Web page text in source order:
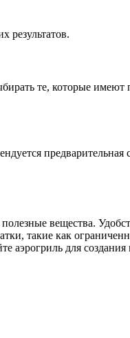
результатов.
те, которые имеют
вещества.
такие как
аэрогриль для